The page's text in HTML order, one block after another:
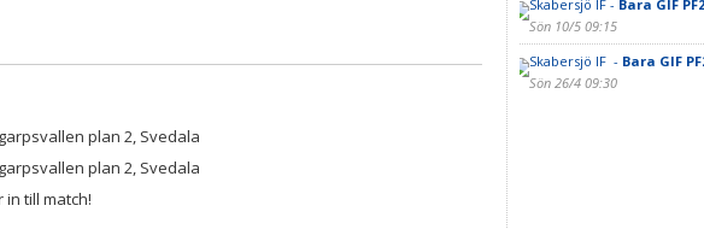
plan 2, Svedala
plan 2, Svedala
in till match!
Skabersjö IF - Bara GIF
Sön 10/5 09:15
Skabersjö IF - Bara GIF
Sön 26/4 09:30